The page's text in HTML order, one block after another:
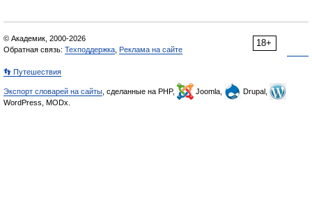
18+
© Академик, 2000-2026
Обратная связь: Техподдержка Реклама на сайте
👣 Путешествия
Экспорт словарей на сайты , сделанные на PHP, Joomla,
Drupal,
WordPress, MODx.